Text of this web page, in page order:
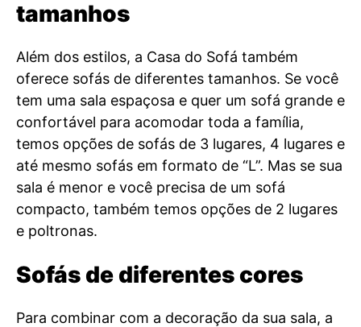
tamanhos
Além dos estilos, a Casa do Sofá também
oferece sofás de diferentes tamanhos. Se você
tem uma sala espaçosa e quer um sofá grande e
confortável para acomodar toda a família,
temos opções de sofás de 3 lugares, 4 lugares e
até mesmo sofás em formato de “L”. Mas se sua
sala é menor e você precisa de um sofá
compacto, também temos opções de 2 lugares
e poltronas.
Sofás de diferentes cores
Para combinar com a decoração da sua sala, a